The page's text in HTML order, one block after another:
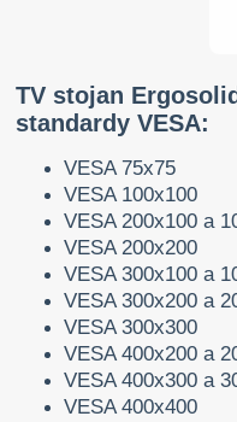
TV stojan
standardy VESA:
VESA 75x75
VESA 100x100
VESA 200x100 a
VESA 200x200
VESA 300x100 a
VESA 300x200 a
VESA 300x300
VESA 400x200 a
VESA 400x300 a
VESA 400x400